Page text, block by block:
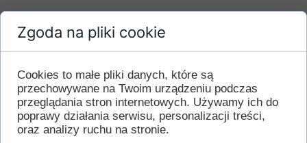
Zgoda na pliki cookie
Cookies to małe pliki danych, które są
przechowywane na Twoim urządzeniu podczas
przeglądania stron internetowych. Używamy ich do
poprawy działania serwisu, personalizacji treści,
oraz analizy ruchu na stronie.